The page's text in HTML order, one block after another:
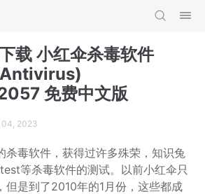
载 小红伞杀毒软件
免费中文版
04, 2023
杀毒软件，获得过许多殊荣，知识兔
等杀毒软件的测试。以前小红伞只
但是到了2010年的1月份，这些都成